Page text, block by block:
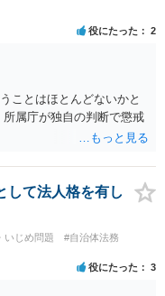
役にたった 2
ことはほとんどないかと
属庁が独自の判断で懲戒
して法人格を有し
いじめ問題
#自治体法務
役にたった 3